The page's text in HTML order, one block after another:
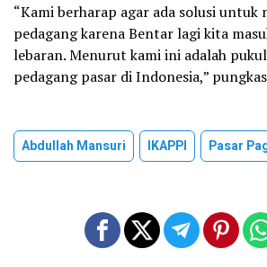
“Kami berharap agar ada solusi untuk
pedagang karena Bentar lagi kita
lebaran. Menurut kami ini adalah
pedagang pasar di Indonesia,”
Abdullah Mansuri IKAPPI Pasar